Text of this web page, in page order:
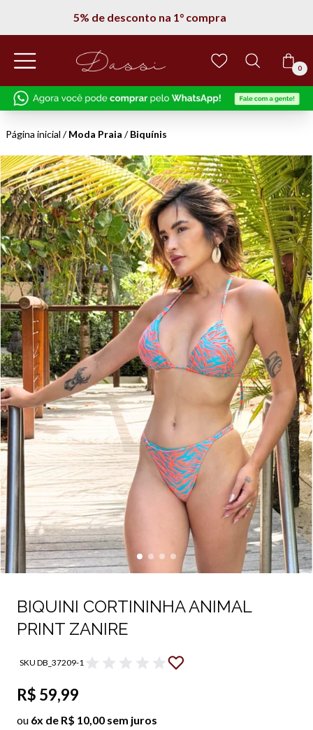
5% de desconto na 1° compra
0
Página inicial /Moda Praia /Biquínis
BIQUINI CORTININHA ANIMAL
PRINT ZANIRE
SKU DB_37209-1
R$ 59,99
ou 6x de R$ 10,00 sem juros